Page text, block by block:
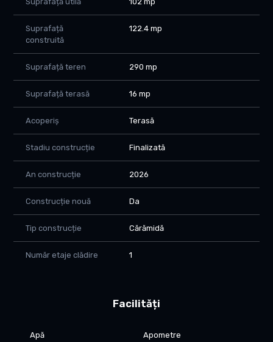
visate.
Programați o vizionare astăzi!
Suprafață
construită
122.4 mp
Suprafață teren 290 mp
Suprafață terasă 16 mp
Acoperiș Terasă
Stadiu construcție Finalizată
An construcție 2026
Construcție nouă Da
Tip construcție Cărămidă
Număr etaje clădire 1
Facilități
Apă Apometre